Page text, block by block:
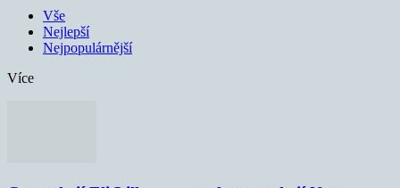
Vše
Nejlepší
Nejpopulárnější
Více